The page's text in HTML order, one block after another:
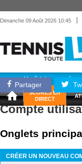
Dimanche 09 Août 2026 10:45 |
Matériel
SCORES EN
DIRECT
Partager
Compte
Onglets
CRÉER UN NOUVEAU